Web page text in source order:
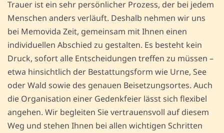
Trauer ist ein sehr persönlicher Prozess, der bei jedem
Menschen anders verläuft. Deshalb nehmen wir uns
bei Memovida Zeit, gemeinsam mit Ihnen einen
individuellen Abschied zu gestalten. Es besteht kein
Druck, sofort alle Entscheidungen treffen zu müssen –
etwa hinsichtlich der Bestattungsform wie Urne, See
oder Wald sowie des genauen Beisetzungsortes. Auch
die Organisation einer Gedenkfeier lässt sich flexibel
angehen. Wir begleiten Sie vertrauensvoll auf diesem
Weg und stehen Ihnen bei allen wichtigen Schritten